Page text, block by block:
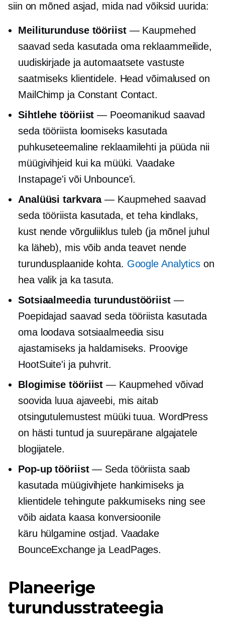
siin on mõned asjad, mida nad võiksid uurida:
Meiliturunduse tööriist— Kaupmehed
saavad seda kasutada oma reklaammeilide,
uudiskirjade ja automaatsete vastuste
saatmiseks klientidele. Head võimalused on
MailChimp ja Constant Contact.
Sihtlehe tööriist — Poeomanikud saavad
seda tööriista loomiseks kasutada
puhkuseteemaline reklaamilehti ja püüda nii
müügivihjeid kui ka müüki. Vaadake
Instapage'i või Unbounce'i.
Analüüsi tarkvara— Kaupmehed saavad
seda tööriista kasutada, et teha kindlaks,
kust nende võrguliiklus tuleb (ja mõnel juhul
ka läheb), mis võib anda teavet nende
turundusplaanide kohta. Google Analytics on
hea valik ja ka tasuta.
Sotsiaalmeedia turundustööriist—
Poepidajad saavad seda tööriista kasutada
oma loodava sotsiaalmeedia sisu
ajastamiseks ja haldamiseks. Proovige
HootSuite'i ja puhvrit.
Blogimise tööriist — Kaupmehed võivad
soovida luua ajaveebi, mis aitab
otsingutulemustest müüki tuua. WordPress
on hästi tuntud ja suurepärane algajatele
blogijatele.
Pop-uptööriist— Seda tööriista saab
kasutada müügivihjete hankimiseks ja
klientidele tehingute pakkumiseks ning see
võib aidata kaasa konversioonile
käru hülgamineostjad. Vaadake
BounceExchange ja LeadPages.
Planeerige
turundusstrateegia